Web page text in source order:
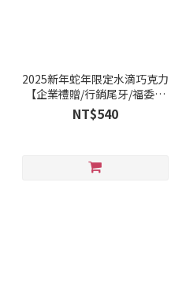
2025新年蛇年限定水滴巧克力
【企業禮贈/行銷尾牙/福委活
動】
NT$540